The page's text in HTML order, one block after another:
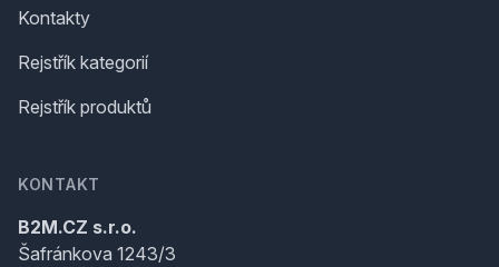
Kontakty
Rejstřík kategorií
Rejstřík produktů
KONTAKT
B2M.CZ s.r.o.
Šafránkova 1243/3